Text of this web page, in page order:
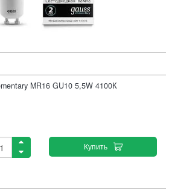
MR16 GU10 5,5W 4100К
Купить